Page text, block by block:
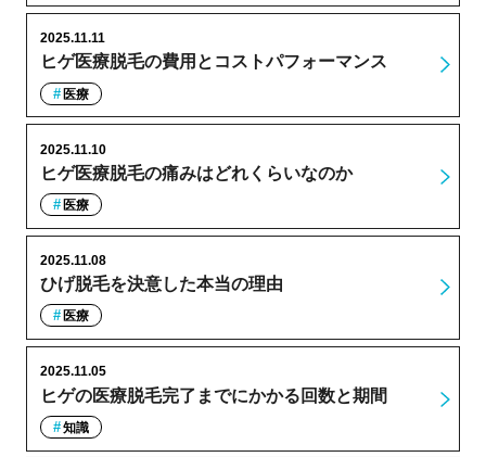
ヒゲ医療脱毛の費用とコストパフォーマンス
2025.11.11
医療
ヒゲ医療脱毛の痛みはどれくらいなのか
2025.11.10
医療
ひげ脱毛を決意した本当の理由
2025.11.08
医療
ヒゲの医療脱毛完了までにかかる回数と期間
2025.11.05
知識